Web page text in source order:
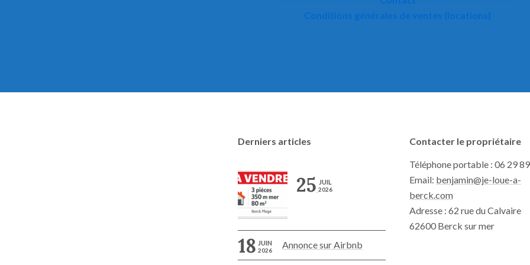
Conditions générales de ventes (locations)
Derniers articles
25 JUIL
2026
18 JUIN
2026 Annonce sur Airbnb
Contacter le propriétaire
Téléphone portable : 06 29
Email: benjamin@je-loue-a-
berck.com
Adresse : 62 rue du Calvaire
62600 Berck sur mer